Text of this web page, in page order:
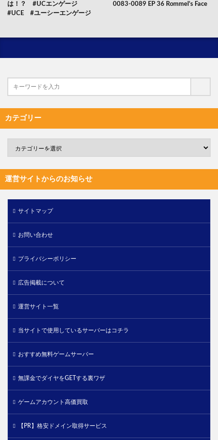
は！？ #UCエンゲージ
#UCE #ユーシーエンゲージ
0083-0089 EP 36 Rommel’s Face
カテゴリー
運営サイトからのお知らせ
サイトマップ
お問い合わせ
プライバシーポリシー
広告掲載について
運営サイト一覧
当サイトで使用しているサーバーはコチラ
おすすめ無料ゲームサーバー
無課金でダイヤをGETする裏ワザ
ゲームアカウント高価買取
【PR】格安ドメイン取得サービス